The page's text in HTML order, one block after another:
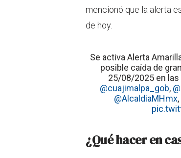
mencionó que la alerta
de hoy.
Se activa Alerta
posible caída de
25/08/2025 en
@cuajimalpa_gob,
@AlcaldiaMHmx,
¿Qué hacer en